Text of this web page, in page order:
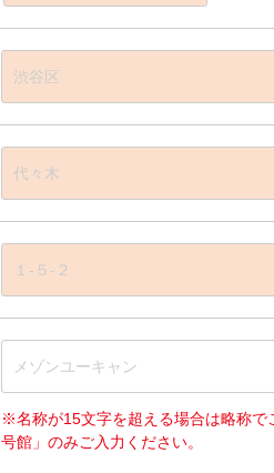
※名称が15文字を超える場合は略称で
号館」のみご入力ください。